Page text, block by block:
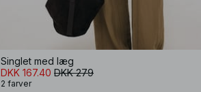
Singlet med læg
DKK 167.40 DKK 279
2 farver